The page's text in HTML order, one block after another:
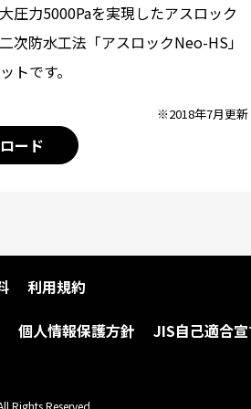
圧力5000Paを実現したアスロック
次防水工法「アスロックNeo-HS」
トです。
※2018年7月更新
ード
利用規約
個人情報保護方針
JIS自己適合
Rights Reserved.